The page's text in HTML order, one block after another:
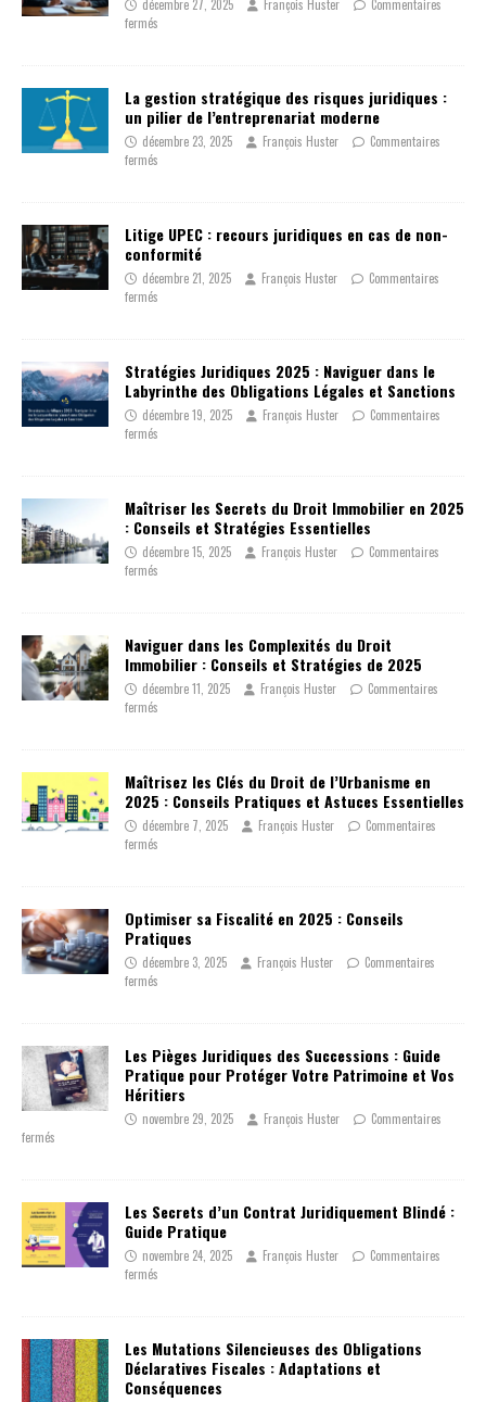
décembre 27, 2025 François Huster
Commentaires
fermés
La gestion stratégique des risques juridiques :
un pilier de l’entreprenariat moderne
décembre 23, 2025 François Huster
Commentaires
fermés
Litige UPEC : recours juridiques en cas de non-
conformité
décembre 21, 2025 François Huster
Commentaires
fermés
Stratégies Juridiques 2025 : Naviguer dans le
Labyrinthe des Obligations Légales et Sanctions
décembre 19, 2025 François Huster
Commentaires
fermés
Maîtriser les Secrets du Droit Immobilier en 2025
: Conseils et Stratégies Essentielles
décembre 15, 2025 François Huster
Commentaires
fermés
Naviguer dans les Complexités du Droit
Immobilier : Conseils et Stratégies de 2025
décembre 11, 2025 François Huster
Commentaires
fermés
Maîtrisez les Clés du Droit de l’Urbanisme en
2025 : Conseils Pratiques et Astuces Essentielles
décembre 7, 2025 François Huster
Commentaires
fermés
Optimiser sa Fiscalité en 2025 : Conseils
Pratiques
décembre 3, 2025 François Huster
Commentaires
fermés
Les Pièges Juridiques des Successions : Guide
Pratique pour Protéger Votre Patrimoine et Vos
Héritiers
novembre 29, 2025 François Huster
Commentaires
fermés
Les Secrets d’un Contrat Juridiquement Blindé :
Guide Pratique
novembre 24, 2025 François Huster
Commentaires
fermés
Les Mutations Silencieuses des Obligations
Déclaratives Fiscales : Adaptations et
Conséquences